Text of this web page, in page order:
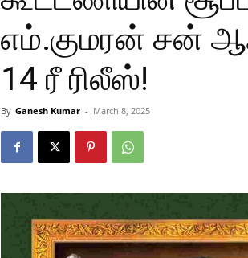
எம்.குமரன் சன்
14 ரீ ரிலீஸ்!
By Ganesh Kumar - March 8, 2025